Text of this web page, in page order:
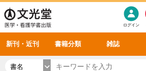
ログイン
新刊・近刊 書籍分類 雑誌
感染症 老年医学
呼吸器
循環器
雑誌投稿規定
理学療法
雑誌案内・年間購読 最新号
電子書籍
電子雑誌
書籍「データに基づく臨床動作分析」WEB動画
書籍「眼手術学」WEB動画
書籍「神経症候学 II 改訂第二版」 WEB動画
新刊一覧
今後の発行予定
書名